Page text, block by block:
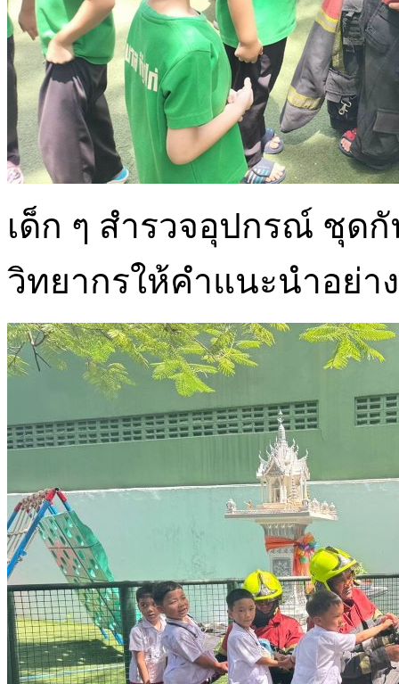
เด็ก ๆ สำรวจอุปกรณ์ ชุด
วิทยากรให้คำแนะนำอย่า